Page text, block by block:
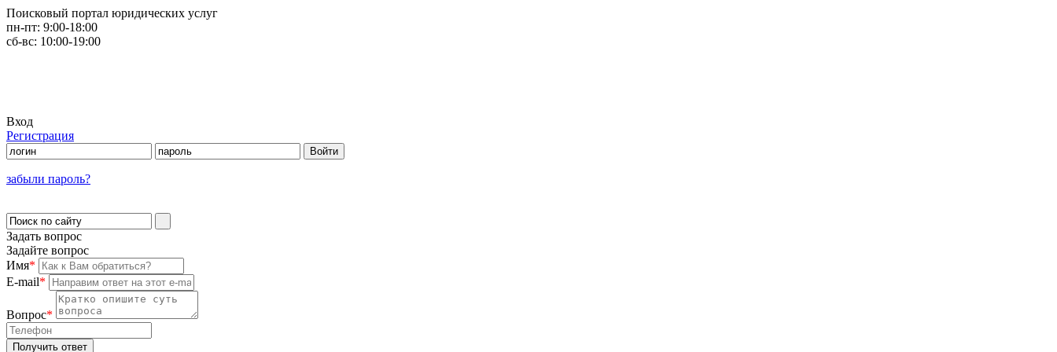
Поисковый портал юридических услуг
пн-пт: 9:00-18:00
сб-вс: 10:00-19:00
Вход
Регистрация
забыли пароль?
Задать вопрос
Задайте вопрос
Имя*
E-mail*
Вопрос*